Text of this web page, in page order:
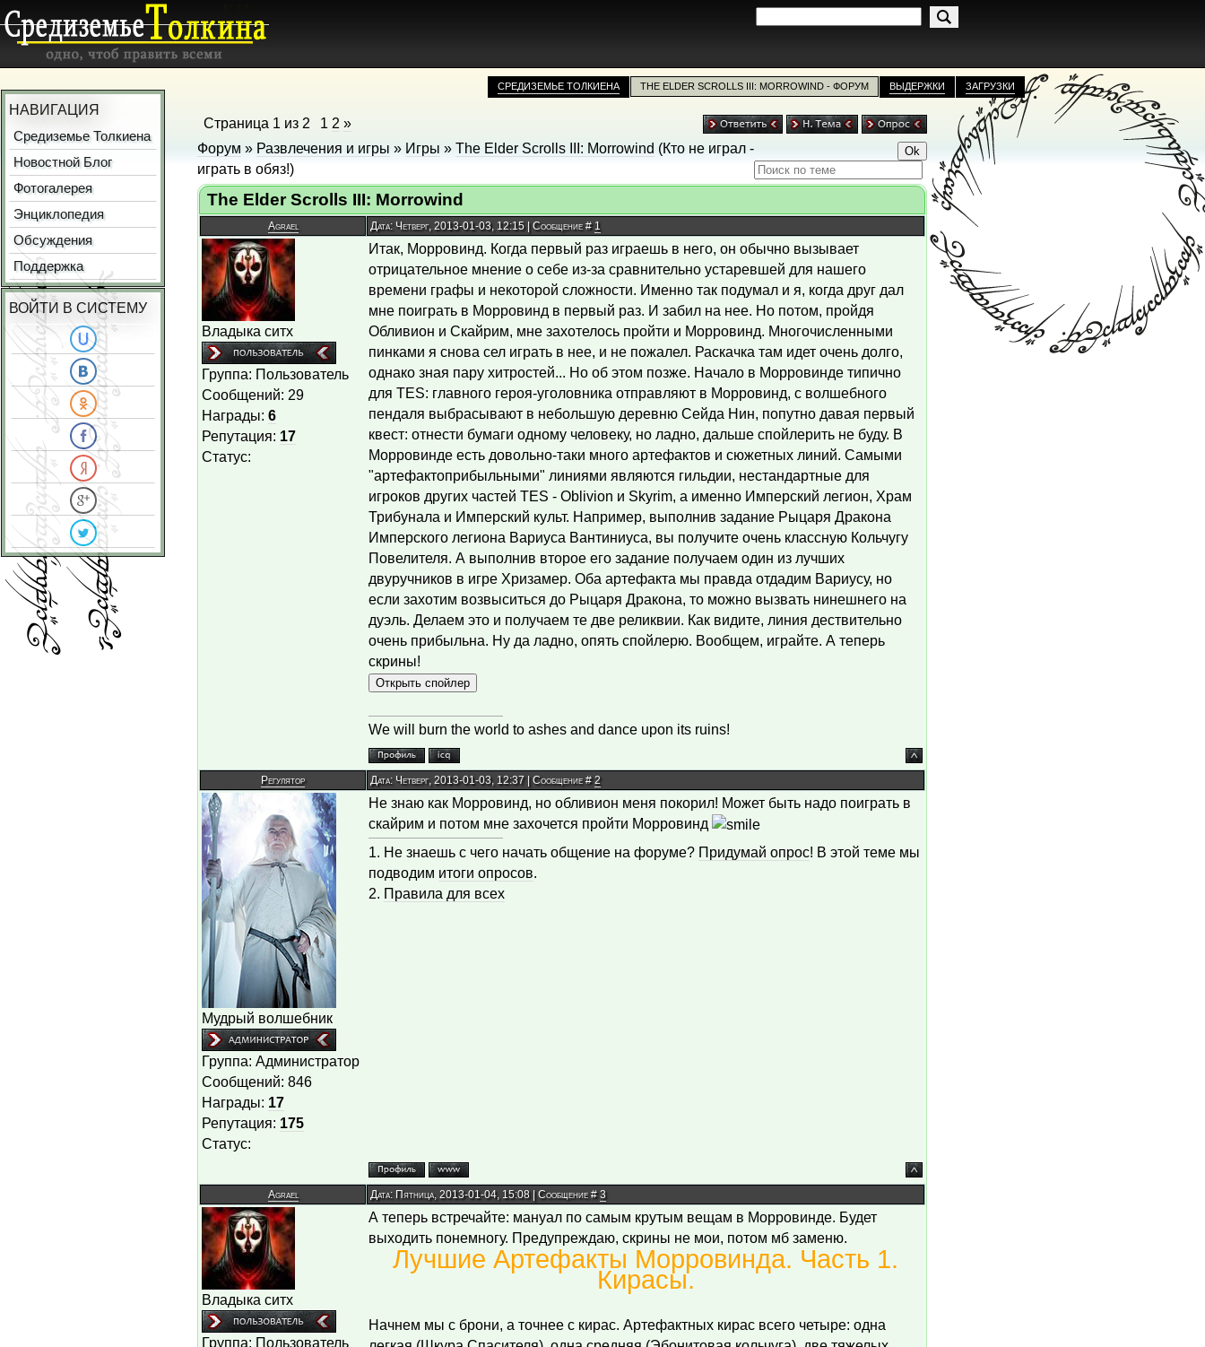
НАВИГАЦИЯ
Средиземье Толкиена
Новостной Блог
Фотогалерея
Энциклопедия
Обсуждения
Поддержка
ВОЙТИ В СИСТЕМУ
Страница 1 из 2 1 2 »
Форум » Развлечения и игры » Игры » The Elder Scrolls III: Morrowind (Кто не играл -
играть в обяз!)
The Elder Scrolls III: Morrowind
Agrael Дата: Четверг, 2013-01-03, 12:15 | Сообщение # 1
Владыка ситх
Группа: Пользователь
Сообщений: 29
Награды: 6
Репутация: 17
Статус:
Итак, Морровинд. Когда первый раз играешь в него, он обычно вызывает
отрицательное мнение о себе из-за сравнительно устаревшей для нашего
времени графы и некоторой сложности. Именно так подумал и я, когда друг дал
мне поиграть в Морровинд в первый раз. И забил на нее. Но потом, пройдя
Обливион и Скайрим, мне захотелось пройти и Морровинд. Многочисленными
пинками я снова сел играть в нее, и не пожалел. Раскачка там идет очень долго,
однако зная пару хитростей... Но об этом позже. Начало в Морровинде типично
для TES: главного героя-уголовника отправляют в Морровинд, с волшебного
пендаля выбрасывают в небольшую деревню Сейда Нин, попутно давая первый
квест: отнести бумаги одному человеку, но ладно, дальше спойлерить не буду. В
Морровинде есть довольно-таки много артефактов и сюжетных линий. Самыми
"артефактоприбыльными" линиями являются гильдии, нестандартные для
игроков других частей TES - Oblivion и Skyrim, а именно Имперский легион, Храм
Трибунала и Имперский культ. Например, выполнив задание Рыцаря Дракона
Имперского легиона Вариуса Вантиниуса, вы получите очень классную Кольчугу
Повелителя. А выполнив второе его задание получаем один из лучших
двуручников в игре Хризамер. Оба артефакта мы правда отдадим Вариусу, но
если захотим возвыситься до Рыцаря Дракона, то можно вызвать нинешнего на
дуэль. Делаем это и получаем те две реликвии. Как видите, линия дествительно
очень прибыльна. Ну да ладно, опять спойлерю. Вообщем, играйте. А теперь
скрины!
We will burn the world to ashes and dance upon its ruins!
Регулятор Дата: Четверг, 2013-01-03, 12:37 | Сообщение #2
Мудрый волшебник
Группа: Администратор
Сообщений: 846
Награды: 17
Репутация: 175
Статус:
Не знаю как Морровинд, но обливион меня покорил! Может быть надо поиграть в
скайрим и потом мне захочется пройти Морровинд
1. Не знаешь с чего начать общение на форуме? Придумай опрос! В этой теме мы
подводим итоги опросов.
2. Правила для всех
Agrael Дата: Пятница, 2013-01-04, 15:08 | Сообщение #3
Владыка ситх
Группа: Пользователь
А теперь встречайте: мануал по самым крутым вещам в Морровинде. Будет
выходить понемногу. Предупреждаю, скрины не мои, потом мб заменю.
Лучшие Артефакты Морровинда. Часть 1.
Кирасы.
Начнем мы с брони, а точнее с кирас. Артефактных кирас всего четыре: одна
СРЕДИЗЕМЬЕ ТОЛКИЕНА THE ELDER SCROLLS III: MORROWIND - ФОРУМ ВЫДЕРЖКИ ЗАГРУЗКИ